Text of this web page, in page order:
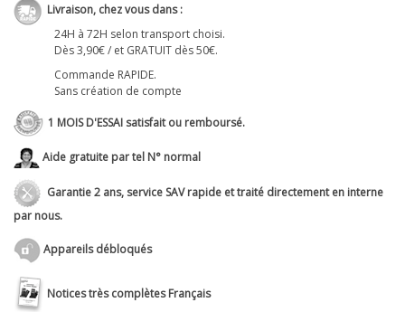
Livraison, chez vous dans :
24H à 72H selon transport choisi.
Dès 3,90€ / et GRATUIT dès 50€.
Commande RAPIDE.
Sans création de compte
1 MOIS D'ESSAI satisfait ou remboursé.
Aide gratuite par tel N° normal
Garantie 2 ans, service SAV rapide et traité directement en interne
par nous.
Appareils débloqués
Notices très complètes Français